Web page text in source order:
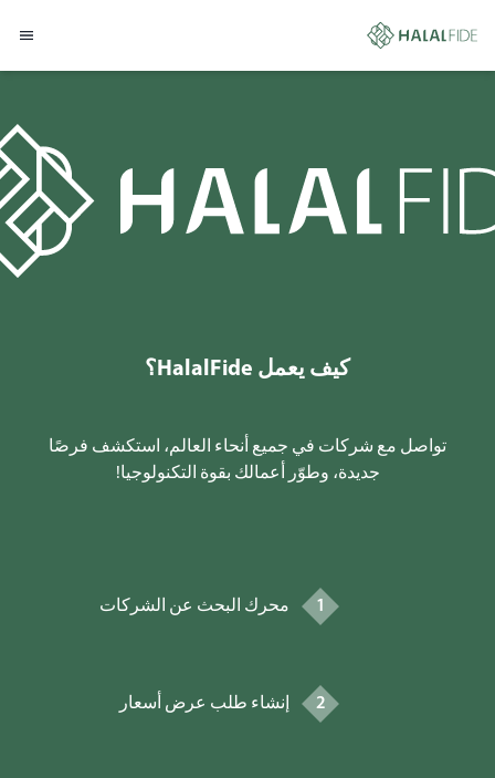
كيف يعمل HalalFide‏؟
تواصل مع شركات في جميع أنحاء العالم، استكشف فرصًا
جديدة، وطوّر أعمالك بقوة التكنولوجيا!
1 محرك البحث عن الشركات
2 إنشاء طلب عرض أسعار